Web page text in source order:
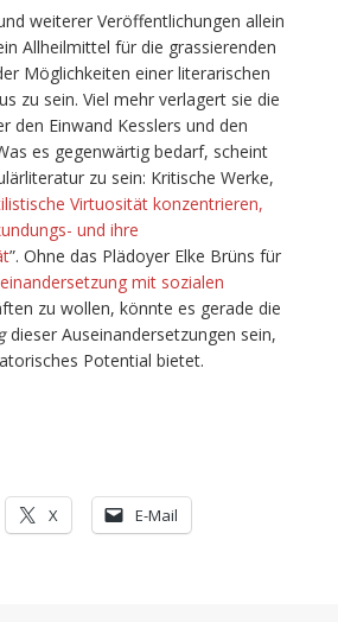
weiterer Veröffentlichungen allein
Allheilmittel für die grassierenden
Möglichkeiten einer literarischen
zu sein. Viel mehr verlagert sie die
den Einwand Kesslers und den
es gegenwärtig bedarf, scheint
zu sein: Kritische Werke,
Virtuosität konzentrieren,
und ihre
”. Ohne das Plädoyer Elke Brüns für
mit sozialen
zu wollen, könnte es gerade die
dieser Auseinandersetzungen sein,
Potential bietet.
der Gegenwartsliteratur
X E-Mail